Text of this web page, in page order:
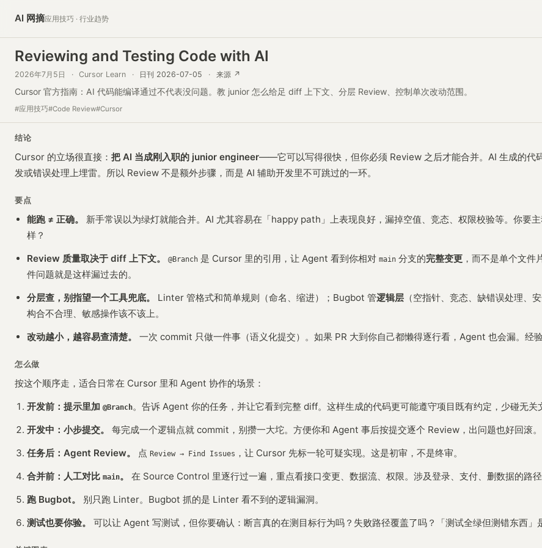
AI 网摘应用技巧 · 行业趋势
Reviewing and Testing Code with AI
2026年7月5日 · Cursor Learn · 日刊 2026-07-05 · 来源 ↗
Cursor 官方指南：AI 代码能编译通过不代表没问题。教 junior 怎么给足 diff 上下文、分层 Review、控制单次改动范围。
#应用技巧#Code Review#Cursor
结论
Cursor 的立场很直接： 把 AI 当成刚入职的 junior engineer——它可以写得很快，但你必须 Review 之后才能合并。AI 生成的代
发或错误处理上埋雷。所以 Review 不是额外步骤，而是 AI 辅助开发里不可跳过的一环。
要点
能跑 ≠ 正确。
新手常误以为绿灯就能合并。AI 尤其容易在「happy path」上表现良好，漏掉空值、竞态、权限校验等。你要
样？
Review 质量取决于 diff 上下文。
@Branch 是 Cursor 里的引用，让 Agent 看到你相对 main 分支的完整变更 ，而不是单个文
件问题就是这样漏过去的。
分层查，别指望一个工具兜底。
Linter 管格式和简单规则（命名、缩进）；Bugbot 管逻辑层 （空指针、竞态、缺错误处理、
构合不合理、敏感操作该不该上。
改动越小，越容易查清楚。
一次 commit 只做一件事（语义化提交）。如果 PR 大到你自己都懒得逐行看，Agent 也会漏。经
怎么做
按这个顺序走，适合日常在 Cursor 里和 Agent 协作的场景：
开发前：提示里加 @Branch。告诉 Agent 你的任务，并让它看到完整 diff。这样生成的代码更可能遵守项目既有约定，少碰无关
开发中：小步提交。
每完成一个逻辑点就 commit，别攒一大坨。方便你和 Agent 事后按提交逐个 Review，出问题也好回滚。
任务后：Agent Review。
点 Review → Find Issues ，让 Cursor 先标一轮可疑实现。这是初审，不是终审。
合并前：人工对比 main。 在 Source Control 里逐行过一遍，重点看接口变更、数据流、权限。涉及登录、支付、删数据的路径
跑 Bugbot。
别只跑 Linter。Bugbot 抓的是 Linter 看不到的逻辑漏洞。
测试也要你验。
可以让 Agent 写测试，但你要确认：断言真的在测目标行为吗？失败路径覆盖了吗？「测试全绿但测错东西」